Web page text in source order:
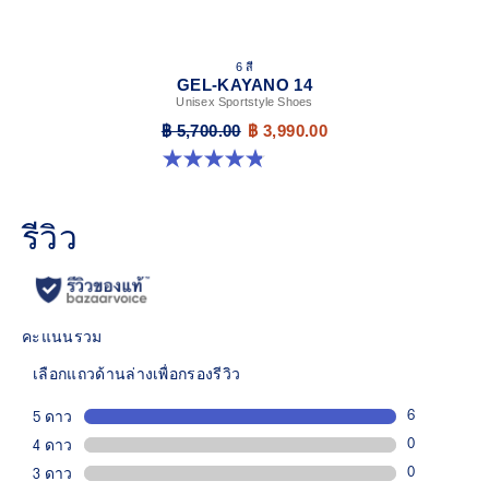
6 สี
GEL-KAYANO 14
Unisex Sportstyle Shoes
฿ 5,700.00 ฿ 3,990.00
4.8 จาก 5 ดาว 111 รีวิว